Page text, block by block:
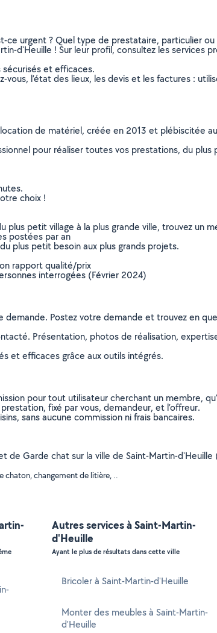
urgent ? Quel type de prestataire, particulier
d'Heuille ! Sur leur profil, consultez les services
sécurisés et efficaces.
l’état des lieux, les devis et les factures :
de matériel, créée en 2013 et plébiscitée
pour réaliser toutes vos prestations, du
choix !
petit village à la plus grande ville, trouvez un
postées par an
plus petit besoin aux plus grands projets.
rapport qualité/prix
interrogées (Février 2024)
Postez votre demande et trouvez en
Présentation, photos de réalisation,
et efficaces grâce aux outils intégrés.
pour tout utilisateur cherchant un membre,
fixé par vous, demandeur, et l’offreur.
sans aucune commission ni frais bancaires.
de Garde chat sur la ville de Saint-Martin-d'Heuille
chaton, changement de litière, ..
Autres services à Saint-Martin-
d'Heuille
Ayant le plus de résultats dans cette ville
Bricoler à Saint-Martin-d'Heuille
Monter des meubles à Saint-Martin-
d'Heuille